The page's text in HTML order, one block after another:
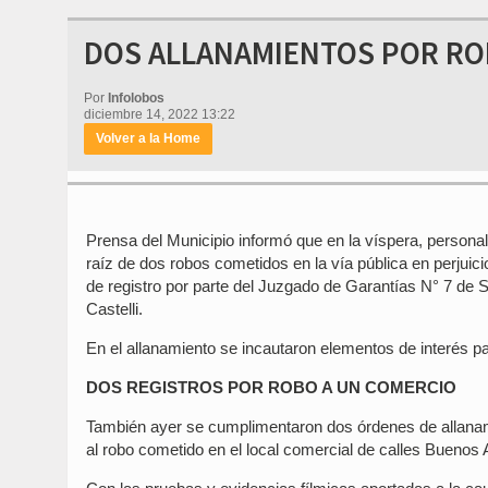
DOS ALLANAMIENTOS POR
Por Infolobos
diciembre 14, 2022 13:22
Volver a la Home
Prensa del Municipio informó que en la víspera,
raíz de dos robos cometidos en la vía pública en
de registro por parte del Juzgado de Garantías N° 7 de
Castelli.
En el allanamiento se incautaron elementos de interés
DOS REGISTROS POR ROBO A UN COMERCIO
También ayer se cumplimentaron dos órdenes de
al robo cometido en el local comercial de calles Buenos